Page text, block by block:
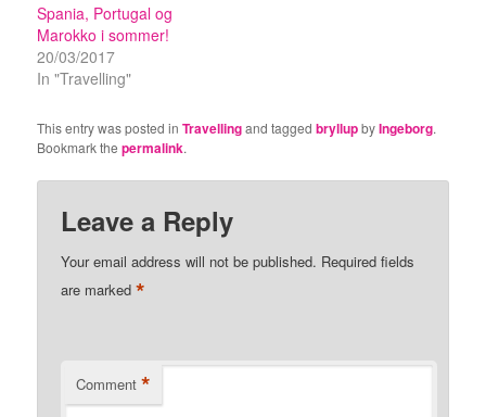
Spania, Portugal og
Marokko i sommer!
20/03/2017
In "Travelling"
This entry was posted inTravellingand taggedbryllupbyIngeborg.
Bookmark thepermalink.
Leave a Reply
Your email address will not be published. Required fields
are marked*
Comment *